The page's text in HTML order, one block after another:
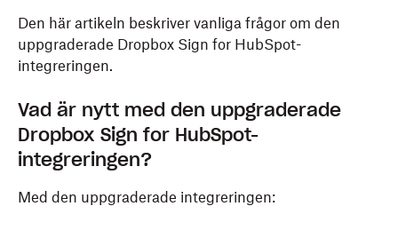
Den här artikeln beskriver vanliga frågor om den
uppgraderade Dropbox Sign for HubSpot-
integreringen.
Vad är nytt med den uppgraderade
Dropbox Sign for HubSpot-
integreringen?
Med den uppgraderade integreringen: